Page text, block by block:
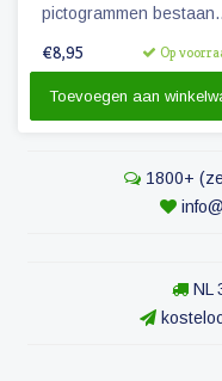
pictogrammen
de basisschool worden
€8,95 Op
Toevoegen aan
1800+
NL